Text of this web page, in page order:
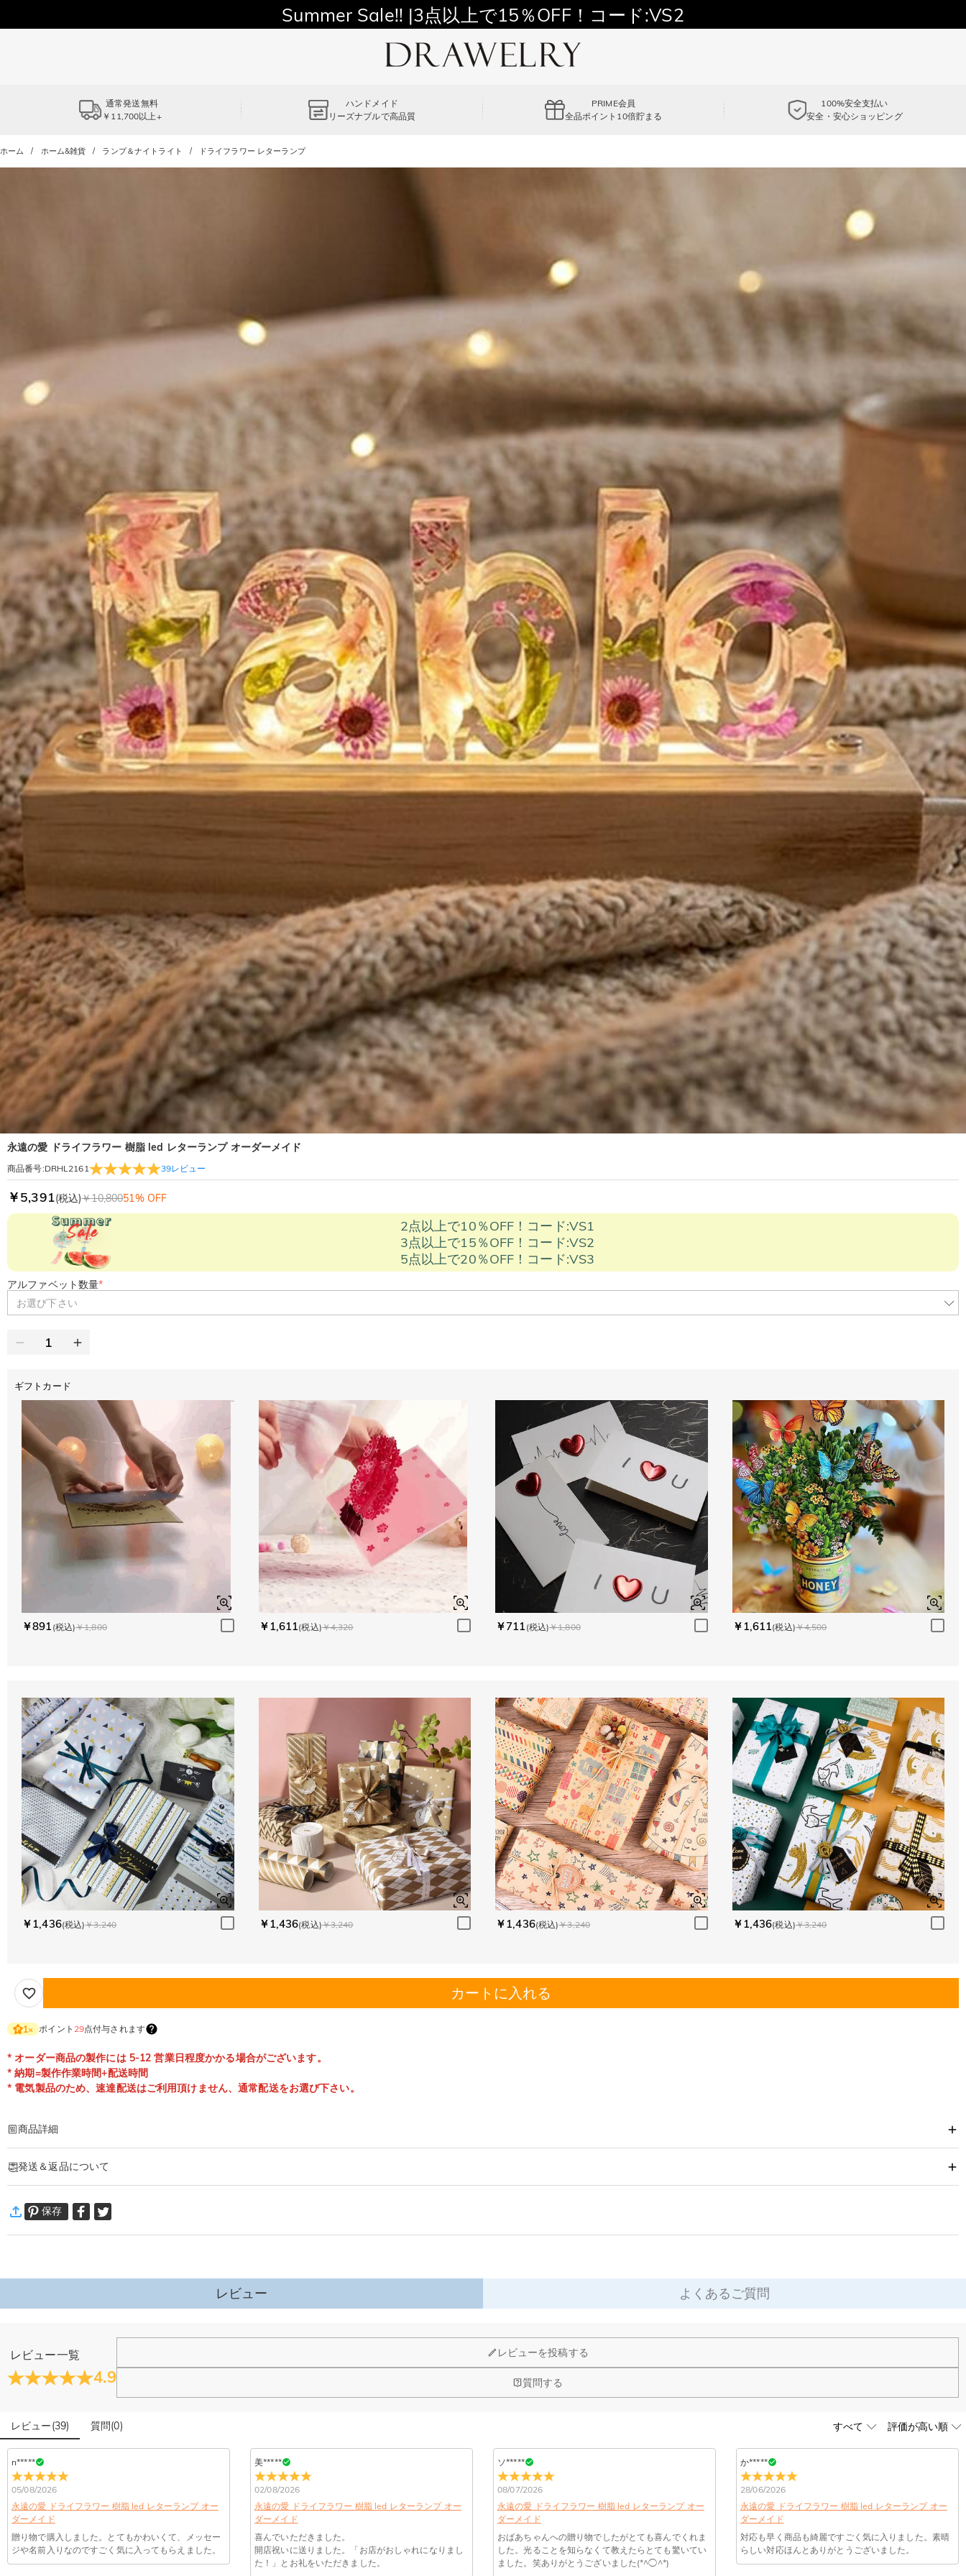
11,700円以上通常配送無料！
Summer Sale!! |3点以上で15％OFF！コード:VS2
通常発送無料
￥11,700以上+
ハンドメイド
リーズナブルで高品質
PRIME会員
全品ポイント10倍貯まる
100%安全支払い
安全・安心ショッピング
ホーム ホーム&雑貨 ランプ＆ナイトライト ドライフラワー レターランプ
永遠の愛 ドライフラワー 樹脂 led レターランプ オーダーメイド
商品番号:DRHL2161 39レビュー
￥5,391(税込)￥10,80051% OFF
2点以上で10％OFF！コード:VS1
3点以上で15％OFF！コード:VS2
5点以上で20％OFF！コード:VS3
アルファベット数量*
お選び下さい
ギフトカード
￥891 (税込)￥1,800 ￥1,611(税込)￥4,320 ￥711 (税込)￥1,800 ￥1,611(税込)￥4,500
￥1,436(税込)￥3,240 ￥1,436(税込)￥3,240 ￥1,436(税込)￥3,240 ￥1,436(税込)￥3,240
カートに入れる
1× ポイント 29点付与されます
* オーダー商品の製作には 5-12 営業日程度かかる場合がございます。
* 納期=製作作業時間+配送時間
* 電気製品のため、速達配送はご利用頂けません、通常配送をお選び下さい。
商品詳細
可愛い！！！と喜んで頂けるギフトです。
美しいお花と変わらない気持ちを刻印し見るたびに思い出すレターランプ。
友人、恋人、家族のプレゼントにも適用しています！お好きな文字を入れてオリジナルインテリアとしても大人気です！
スイッチを入れると、とても夢のような柔らかな光を放ちます。
暖かい光はテーブル、ベッドサイド、玄関や寝室などに飾っていただくのにぴったり！ライトをつけなくても静かに置いておくだけでも癒されます。
長さ：15cm
③6文字
長さ：20cm
⑤8-10文字
※注意事項：
①ーつ一つ手作業で製作している為色や形に違いが生じる場合がございます。ハンドメイドならではの風合いをお楽しみ下さい。
②LEDライトは電源コード式で、充電用USBケーブル付属（約1.5m）しております。
注意事項をよくご理解頂いた上でご購入をお願い致します。
商品仕様
点灯パターン:スイッチ
閉じる
発送＆返品について
万一、ご注文商品にご満足いただけない場合は、商品が到着後60日以内に返品＆交換できます。
詳細はこちら
保存
レビュー よくあるご質問
レビュー一覧
4.9
レビューを投稿する
質問する
レビュー(39) 質問(0)
n*****
05/08/2026
永遠の愛 ドライフラワー 樹脂 led レターランプ オー
ダーメイド
贈り物で購入しました。とてもかわいくて、メッセー
ジや名前入りなのですごく気に入ってもらえました。
美*****
02/08/2026
永遠の愛 ドライフラワー 樹脂 led レターランプ オー
ダーメイド
喜んでいただきました。
開店祝いに送りました。「お店がおしゃれになりまし
た！」とお礼をいただきました。
ソ*****
08/07/2026
永遠の愛 ドライフラワー 樹脂 led レターランプ オー
ダーメイド
おばあちゃんへの贈り物でしたがとても喜んでくれま
した。光ることを知らなくて教えたらとても驚いてい
ました。笑ありがとうございました(*^◯^*)
か*****
28/06/2026
永遠の愛 ドライフラワー 樹脂 led レターランプ オー
ダーメイド
対応も早く商品も綺麗ですごく気に入りました。素晴
らしい対応ほんとありがとうございました。
ホーム＆雑貨
大量注文の制作は承っておりますか？
はい、対応可能です。ご希望の数量、デザイン、文字内容、ご予算などをご連絡いただけましたら、無料でお見積もりを作成いたします。お気軽にお問い合わせください。
商品のベスト効果のために、お写真を選ぶ際に可能な限り最高品質（画素数の高画像データ）の画像をご使用ください。
配送＆返品について
送料はいくらですか？
送料は配送方法によって異なります。通常配送は送料が1,620円で、11,700円以上で無料になります。速達配送は送料が4,680円になります。ご注文金額が25,200以上なら速達配送も無料となります。（一
部離島や遠方へご発送の場合、中継料が別途加算されます。）
注文した商品はいつ届きますか？
納期=製作作業時間+配送時間 受注製作品のため、ご入金を確認してから制作となります。大量生産品ではなく、一つ一つ手でお作りしており、予定作業時間は商品ページに記載しております。そしてご購
入の際にお選び頂いた「配送方法」の選択によって、お届け日数が異なります。詳細は
までご確認ください。.
商品に納品書などの明細書は同梱されますか？
ご注文の納品書・領収書といった明細書は商品に同梱しておりません。領収書発行をご希望の場合は、ご注文明細をメールにてご確認ください。
商品を海外へ直接発送することは可能でしょうか。